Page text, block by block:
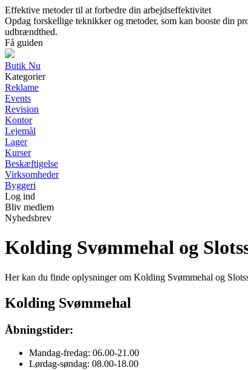
Effektive metoder til at forbedre din arbejdseffektivitet
Opdag forskellige teknikker og metoder, som kan booste din
udbrændthed.
Få guiden
Butik Nu
Kategorier
Reklame
Events
Revision
Kontor
Lejemål
Lager
Kurser
Beskæftigelse
Virksomheder
Byggeri
Log ind
Bliv medlem
Nyhedsbrev
Kolding Svømmehal og
Her kan du finde oplysninger om Kolding Svømmehal og
Kolding Svømmehal
Åbningstider:
Mandag-fredag: 06.00-21.00
Lørdag-søndag: 08.00-18.00